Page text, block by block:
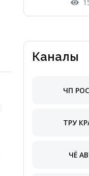
Каналы
ЧП
ТРУ
ЧЁ